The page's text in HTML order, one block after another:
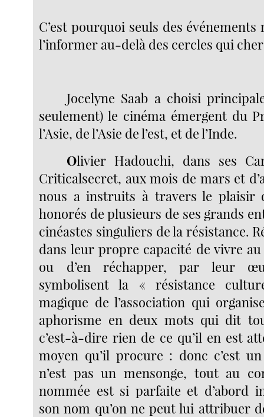
C’est pourquoi seuls des
l’informer au-delà des cercles qui
Jocelyne Saab a choisi
seulement) le cinéma émergent du
l’Asie, de l’Asie de l’est, et de l’Inde.
Olivier Hadouchi, dans ses
Criticalsecret, aux mois de mars et
nous a instruits à travers le plaisir
honorés de plusieurs de ses grands
cinéastes singuliers de la résistance.
dans leur propre capacité de vivre
ou d’en réchapper, par leur
symbolisent la « résistance
magique de l’association qui
aphorisme en deux mots qui dit
c’est-à-dire rien de ce qu’il en est
moyen qu’il procure : donc c’est
n’est pas un mensonge, tout au
nommée est si parfaite et d’abord
son nom qu’on ne peut lui attribuer